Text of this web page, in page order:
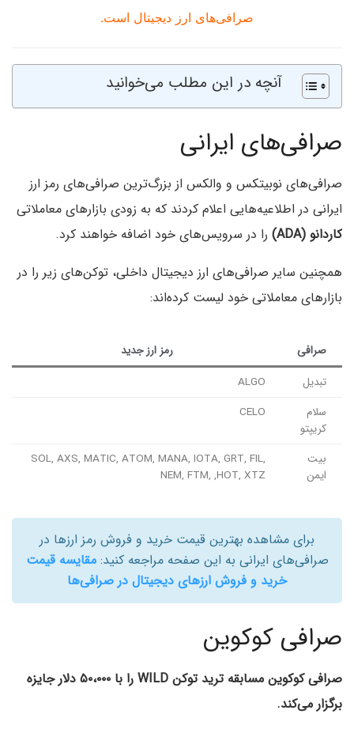
صرافی‌های ارز دیجیتال است.
آنچه در این مطلب می‌خوانید
صرافی‌های ایرانی
صرافی‌های نوبیتکس و والکس از بزرگ‌ترین صرافی‌های رمز ارز
ایرانی در اطلاعیه‌هایی اعلام کردند که به زودی بازارهای معاملاتی
کاردانو (ADA)
را در سرویس‌های خود اضافه خواهند کرد.
همچنین سایر صرافی‌های ارز دیجیتال داخلی، توکن‌های زیر را در
بازارهای معاملاتی خود لیست کرده‌اند:
صرافی
رمز ارز جدید
تبدیل
ALGO
سلام
کریپتو
CELO
بیت
ایمن
SOL, AXS, MATIC, ATOM, MANA, IOTA, GRT, FIL,
NEM, FTM, ,HOT, XTZ
برای مشاهده بهترین قیمت خرید و فروش رمز ارزها در
صرافی‌های ایرانی به این صفحه مراجعه کنید:مقایسه قیمت
خرید و فروش ارزهای دیجیتال در صرافی‌ها
صرافی کوکوین
صرافی کوکوین مسابقه ترید توکن WILD را با ۵۰،۰۰۰ دلار جایزه
برگزار می‌کند.